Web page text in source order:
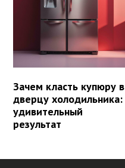
Зачем класть купюру в
дверцу холодильника:
удивительный
результат